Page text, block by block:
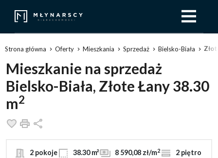
Strona główna Oferty Mieszkania Sprzedaż Bielsko-Biała
Mieszkanie na sprzedaż
Bielsko-Biała, Złote Łany 38.30
m2
Dodaj do ulubionych
Drukuj
2 pokoje 38.30 m² 8 590,08 zł/m2
2 piętro